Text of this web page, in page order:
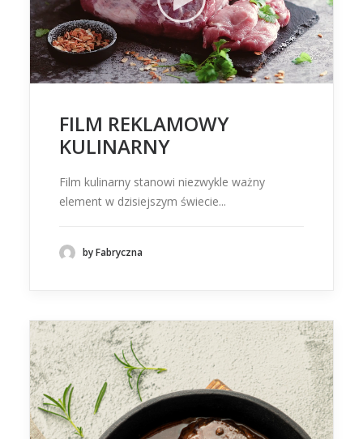
FILM REKLAMOWY
KULINARNY
Film kulinarny stanowi niezwykle ważny
element w dzisiejszym świecie...
by Fabryczna